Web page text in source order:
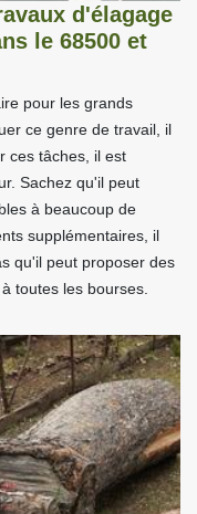
d'élagage
le 68500 et
pour les grands
ce genre de travail, il
ces tâches, il est
Sachez qu'il peut
à beaucoup de
supplémentaires, il
qu'il peut proposer des
toutes les bourses.